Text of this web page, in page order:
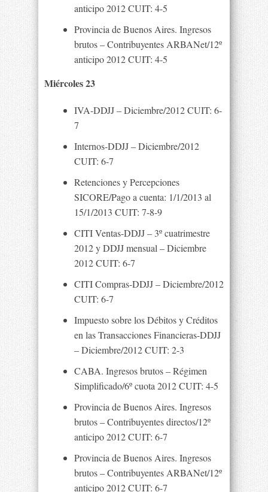
anticipo 2012 CUIT: 4-5
Provincia de Buenos Aires. Ingresos
brutos – Contribuyentes ARBANet/12º
anticipo 2012 CUIT: 4-5
Miércoles 23
IVA-DDJJ – Diciembre/2012 CUIT: 6-
7
Internos-DDJJ – Diciembre/2012
CUIT: 6-7
Retenciones y Percepciones
SICORE/Pago a cuenta: 1/1/2013 al
15/1/2013 CUIT: 7-8-9
CITI Ventas-DDJJ – 3º cuatrimestre
2012 y DDJJ mensual – Diciembre
2012 CUIT: 6-7
CITI Compras-DDJJ – Diciembre/2012
CUIT: 6-7
Impuesto sobre los Débitos y Créditos
en las Transacciones Financieras-DDJJ
– Diciembre/2012 CUIT: 2-3
CABA. Ingresos brutos – Régimen
Simplificado/6º cuota 2012 CUIT: 4-5
Provincia de Buenos Aires. Ingresos
brutos – Contribuyentes directos/12º
anticipo 2012 CUIT: 6-7
Provincia de Buenos Aires. Ingresos
brutos – Contribuyentes ARBANet/12º
anticipo 2012 CUIT: 6-7